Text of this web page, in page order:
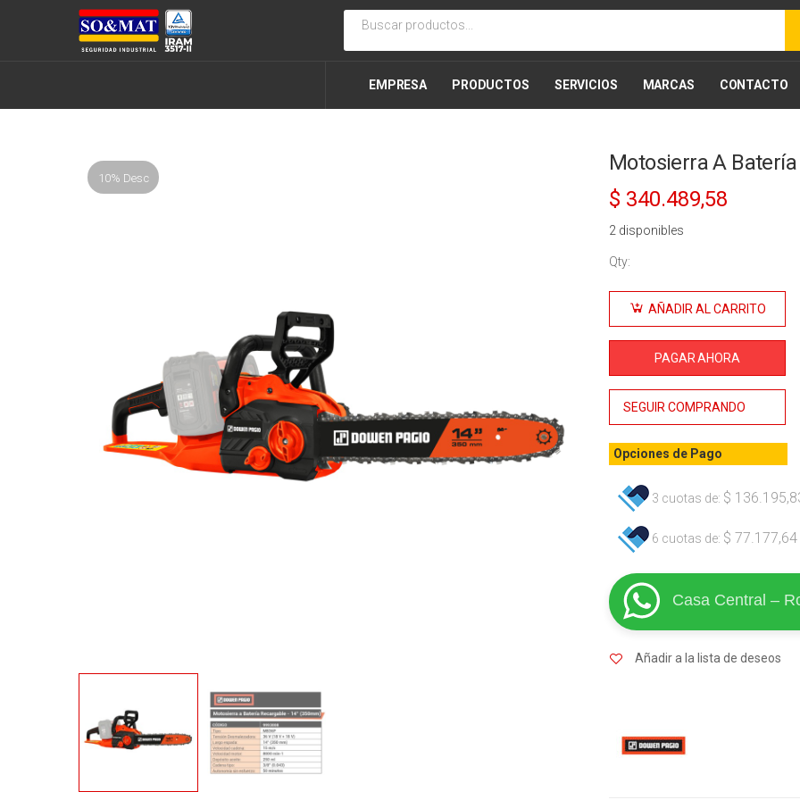
EMPRESA PRODUCTOS SERVICIOS MARCAS CONTACTO
10% Desc
Motosierra A
$ 340.489,58
2 disponibles
Qty:
Motosierra
A Batería
14”
Pagio
cantidad
AÑADIR AL CARRITO
PAGAR AHORA
SEGUIR COMPRANDO
Opciones de Pago
3 cuotas de: $
6 cuotas de: $ 77.177,64
Casa Central –
Añadir a la lista de deseos